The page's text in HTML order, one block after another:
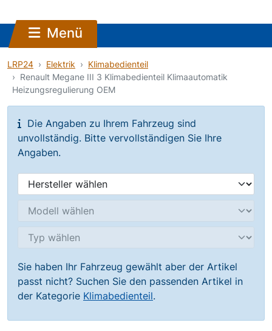
Menü
LRP24 Elektrik
Klimabedienteil
Renault Megane III 3 Klimabedienteil Klimaautomatik
Heizungsregulierung OEM
Die Angaben zu Ihrem Fahrzeug sind
unvollständig. Bitte vervollständigen Sie Ihre
Angaben.
Sie haben Ihr Fahrzeug gewählt aber der Artikel
passt nicht? Suchen Sie den passenden Artikel in
der Kategorie Klimabedienteil.